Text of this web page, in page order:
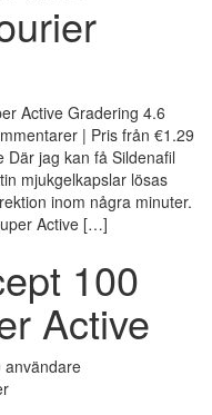
Active Gradering 4.6
| Pris från €1.29
Där jag kan få Sildenafil
mjukgelkapslar lösas
inom några minuter.
Active […]
100
Active
användare